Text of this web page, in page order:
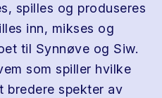
spilles og produseres
inn, mikses og
til Synnøve og Siw.
som spiller hvilke
bredere spekter av